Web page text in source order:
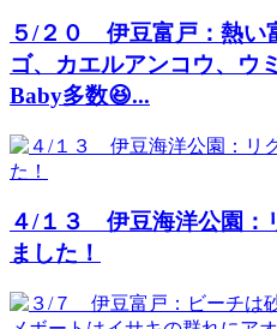
５/２０ 伊豆富戸：熱い
ゴ、カエルアンコウ、ウ
Baby多数😆...
４/１３ 伊豆海洋公園：
ました！